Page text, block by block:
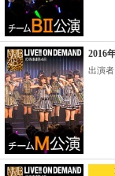
2016
出演